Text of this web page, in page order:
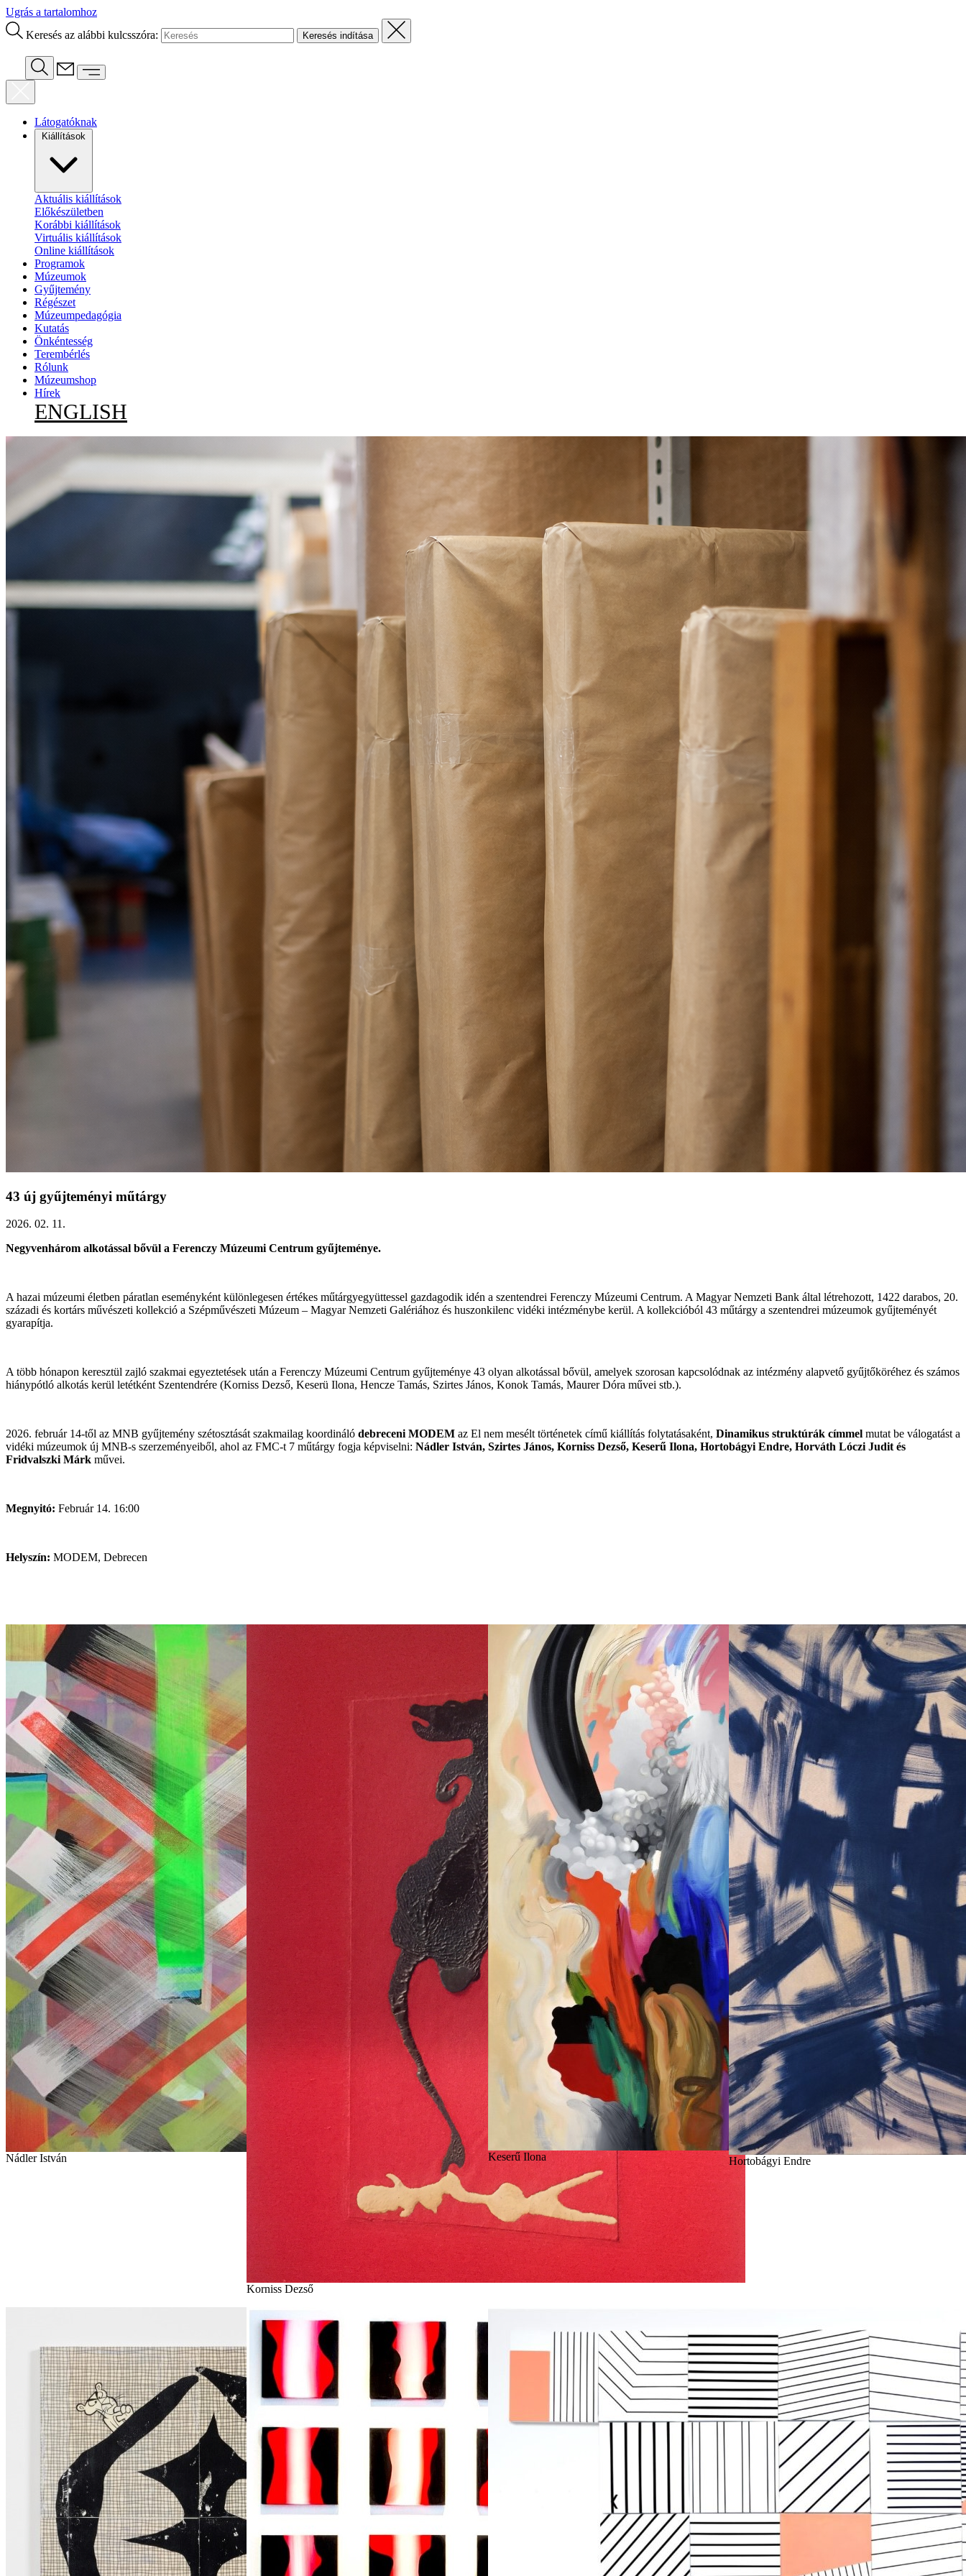
Ugrás a tartalomhoz
Keresés az alábbi kulcsszóra:
Látogatóknak
Kiállítások
Aktuális kiállítások
Előkészületben
Korábbi kiállítások
Virtuális kiállítások
Online kiállítások
Programok
Múzeumok
Gyűjtemény
Régészet
Múzeumpedagógia
Kutatás
Önkéntesség
Terembérlés
Rólunk
Múzeumshop
Hírek
ENGLISH
43 új gyűjteményi műtárgy
2026. 02. 11.
Negyvenhárom alkotással bővül a Ferenczy Múzeumi Centrum gyűjteménye.
A hazai múzeumi életben páratlan eseményként különlegesen értékes műtárgyegyüttessel gazdagodik idén a szentendrei Ferenczy Múzeumi Centrum. A Magyar Nemzeti Bank által létrehozott, 1422 darabos, 20.
századi és kortárs művészeti kollekció a Szépművészeti Múzeum – Magyar Nemzeti Galériához és huszonkilenc vidéki intézménybe kerül. A kollekcióból 43 műtárgy a szentendrei múzeumok gyűjteményét
gyarapítja.
A több hónapon keresztül zajló szakmai egyeztetések után a Ferenczy Múzeumi Centrum gyűjteménye 43 olyan alkotással bővül, amelyek szorosan kapcsolódnak az intézmény alapvető gyűjtőköréhez és számos
hiánypótló alkotás kerül letétként Szentendrére (Korniss Dezső, Keserü Ilona, Hencze Tamás, Szirtes János, Konok Tamás, Maurer Dóra művei stb.).
2026. február 14-től az MNB gyűjtemény szétosztását szakmailag koordináló debreceni MODEM az El nem mesélt történetek című kiállítás folytatásaként, Dinamikus struktúrák címmel mutat be válogatást a
vidéki múzeumok új MNB-s szerzeményeiből, ahol az FMC-t 7 műtárgy fogja képviselni: Nádler István, Szirtes János, Korniss Dezső, Keserű Ilona, Hortobágyi Endre, Horváth Lóczi Judit és
Fridvalszki Márk művei.
Megnyitó: Február 14. 16:00
Helyszín: MODEM, Debrecen
Nádler István
Korniss Dezső
Keserű Ilona Hortobágyi Endre